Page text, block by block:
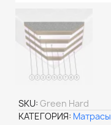
SKU Green Hard
КАТЕГОРИЯ Матрасы